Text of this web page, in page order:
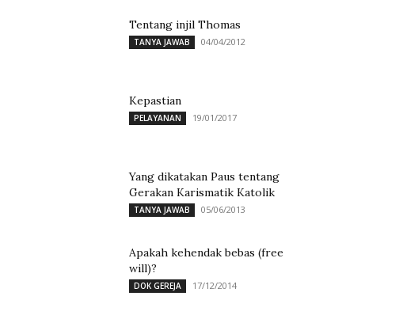
Tentang injil Thomas
TANYA JAWAB 04/04/2012
Kepastian
PELAYANAN 19/01/2017
Yang dikatakan Paus tentang
Gerakan Karismatik Katolik
TANYA JAWAB 05/06/2013
Apakah kehendak bebas (free
will)?
DOK GEREJA 17/12/2014